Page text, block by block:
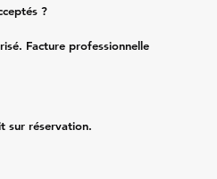
?
Facture professionnelle
sur réservation.